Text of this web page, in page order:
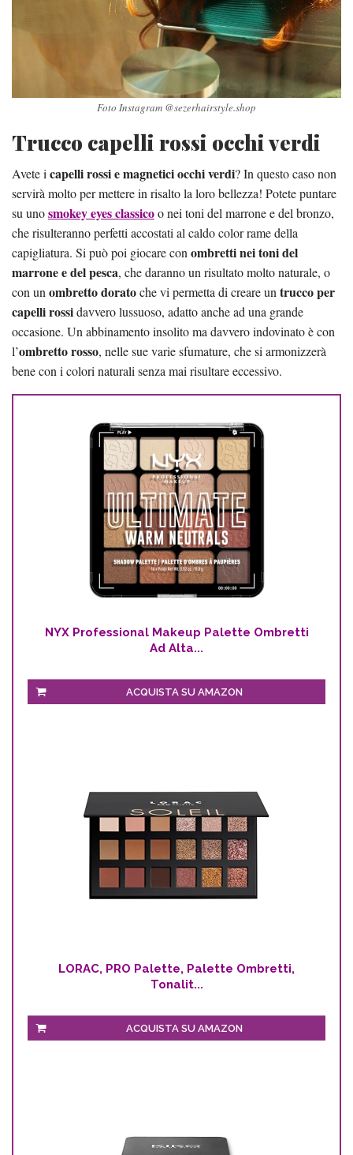
Foto Instagram @sezerhairstyle.shop
Trucco capelli rossi occhi verdi
Avete i capelli rossi e magnetici occhi verdi? In questo caso non
servirà molto per mettere in risalto la loro bellezza! Potete puntare
su unosmokey eyes classicoo nei toni del marrone e del bronzo,
che risulteranno perfetti accostati al caldo color rame della
capigliatura. Si può poi giocare con ombretti nei toni del
marrone e del pesca, che daranno un risultato molto naturale, o
con un ombretto doratoche vi permetta di creare un trucco per
capelli rossidavvero lussuoso, adatto anche ad una grande
occasione. Un abbinamento insolito ma davvero indovinato è con
l’ombretto rosso, nelle sue varie sfumature, che si armonizzerà
bene con i colori naturali senza mai risultare eccessivo.
NYX Professional Makeup Palette Ombretti
Ad Alta...
ACQUISTA SU AMAZON
LORAC, PRO Palette, Palette Ombretti,
Tonalit...
ACQUISTA SU AMAZON